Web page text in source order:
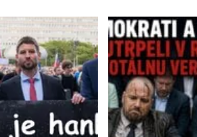
že
to
bojujú